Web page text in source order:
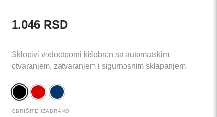
1.046 RSD
Sklopivi vodootporni kišobran sa automatskim
otvaranjem, zatvaranjem i sigurnosnim sklapanjem
OBRIŠITE IZABRANO